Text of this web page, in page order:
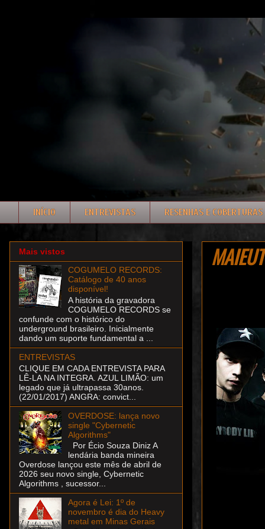
INÍCIO ENTREVISTAS RESENHAS E COBERTURAS
Mais vistos
COGUMELO RECORDS:
Catálogo de 40 anos
disponível!
A história da gravadora
COGUMELO RECORDS se
confunde com o histórico do
underground brasileiro. Inicialmente
dando um suporte fundamental a ...
ENTREVISTAS
CLIQUE EM CADA ENTREVISTA PARA
LÊ-LA NA INTEGRA. AZUL LIMÃO: um
legado que já ultrapassa 30anos.
(22/01/2017) ANGRA: convict...
OVERDOSE: lança novo
single "Cybernetic
Algorithms"
Por Écio Souza Diniz A
lendária banda mineira
Overdose lançou este mês de abril de
2026 seu novo single, Cybernetic
Algorithms , sucessor...
Agora é Lei: 1º de
novembro é dia do Heavy
metal em Minas Gerais